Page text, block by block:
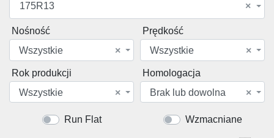
×
175R13
Nośność
×
Wszystkie
Prędkość
×
Wszystkie
Rok produkcji
×
Wszystkie
Homologacja
×
Brak lub dowolna
Run Flat Wzmacniane